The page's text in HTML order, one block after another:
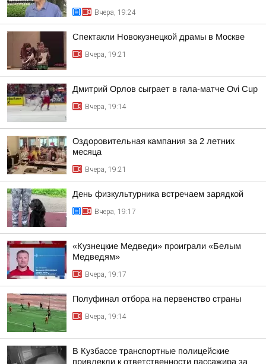
Вчера, 19:24
Спектакли Новокузнецкой драмы в Москве
Вчера, 19:21
Дмитрий Орлов сыграет в гала-матче Ovi Cup
Вчера, 19:14
Оздоровительная кампания за 2 летних
месяца
Вчера, 19:21
День физкультурника встречаем зарядкой
Вчера, 19:17
«Кузнецкие Медведи» проиграли «Белым
Медведям»
Вчера, 19:17
Полуфинал отбора на первенство страны
Вчера, 19:14
В Кузбассе транспортные полицейские
привлекли к ответственности пассажира за